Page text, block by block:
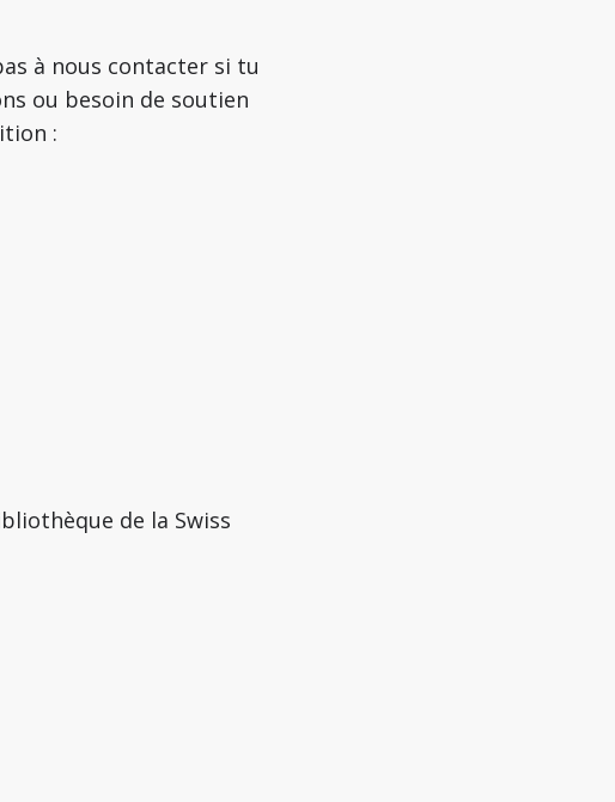
à nous contacter si tu
ou besoin de soutien
:
de la Swiss